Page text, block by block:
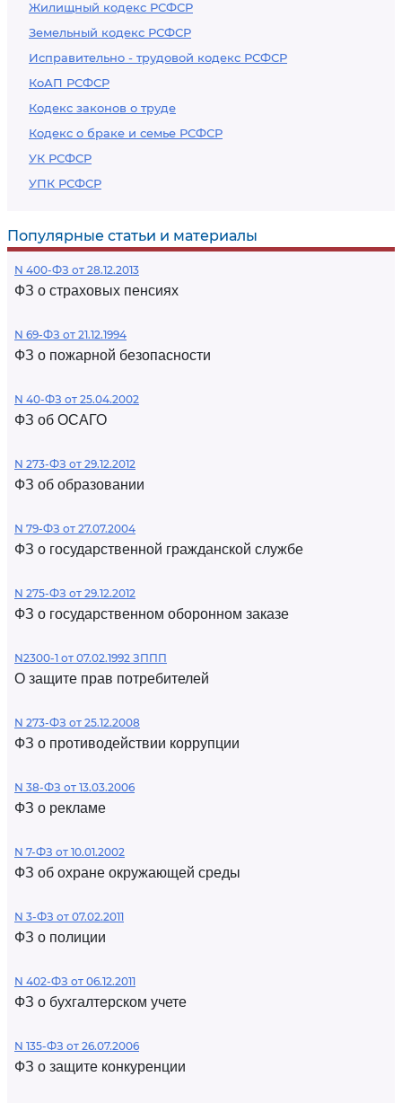
Жилищный кодекс РСФСР
Земельный кодекс РСФСР
Исправительно - трудовой кодекс РСФСР
КоАП РСФСР
Кодекс законов о труде
Кодекс о браке и семье РСФСР
УК РСФСР
УПК РСФСР
Популярные статьи и материалы
N 400-ФЗ от 28.12.2013
ФЗ о страховых пенсиях
N 69-ФЗ от 21.12.1994
ФЗ о пожарной безопасности
N 40-ФЗ от 25.04.2002
ФЗ об ОСАГО
N 273-ФЗ от 29.12.2012
ФЗ об образовании
N 79-ФЗ от 27.07.2004
ФЗ о государственной гражданской службе
N 275-ФЗ от 29.12.2012
ФЗ о государственном оборонном заказе
N2300-1 от 07.02.1992 ЗППП
О защите прав потребителей
N 273-ФЗ от 25.12.2008
ФЗ о противодействии коррупции
N 38-ФЗ от 13.03.2006
ФЗ о рекламе
N 7-ФЗ от 10.01.2002
ФЗ об охране окружающей среды
N 3-ФЗ от 07.02.2011
ФЗ о полиции
N 402-ФЗ от 06.12.2011
ФЗ о бухгалтерском учете
N 135-ФЗ от 26.07.2006
ФЗ о защите конкуренции